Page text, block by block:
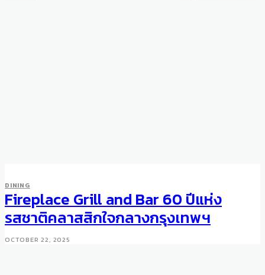
DINING
Fireplace Grill and Bar 60 ปีแห่ง
รสชาติคลาสสิกใจกลางกรุงเทพฯ
OCTOBER 22, 2025